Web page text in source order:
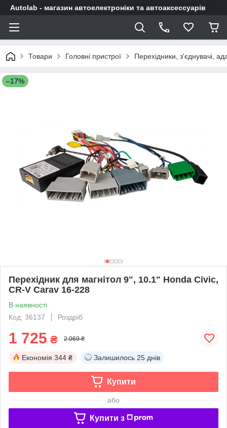
Autolab - магазин автоелектроніки та автоаксессуарів
Товари Головні пристрої Перехідники, з'єднувачі,
–17%
Перехідник для магнітол 9", 10.1" Honda Civic,
CR-V Carav 16-228
В наявності
Код: 36137
Роздріб
1 725 ₴ 2 069 ₴
Економія 344 ₴ Залишилось 25 днів
Купити
або
Купити з